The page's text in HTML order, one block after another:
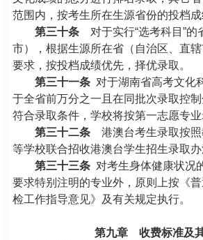
范围内，按考生所在生源省份的投档成
第三十条 对于实行“选考科目”的
市），根据生源所在省（自治区、直
要求，按投档成绩优先，择优录取。
第三十一条 对于湖南省高考文化
于全省前万分之一且在同批次录取控制
符合录取条件，学校将按第一志愿专业
第三十二条 港澳台考生录取按照
等学校联合招收港澳台学生招生录取办
第三十三条 对考生身体健康状况
要求特别注明的专业外，原则上按《
检工作指导意见》及有关规定执行。
第九章 收费标准及